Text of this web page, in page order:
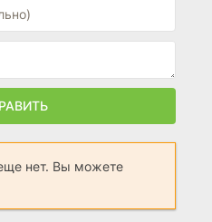
нет. Вы можете